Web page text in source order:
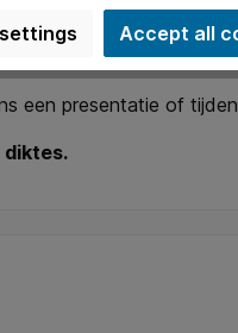
een korte bovenzijde
een presentatie of
diktes.
Accept all